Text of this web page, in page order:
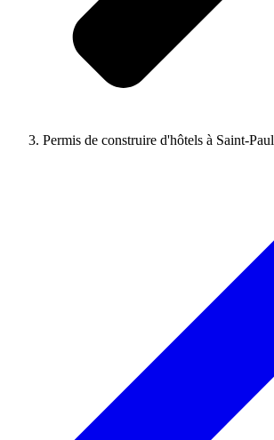
Permis de construire d'hôtels à Saint-Paul